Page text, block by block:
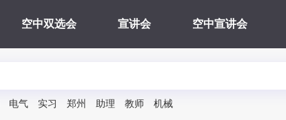
空中双选会 宣讲会 空中宣讲会
电气 实习 郑州 助理 教师 机械